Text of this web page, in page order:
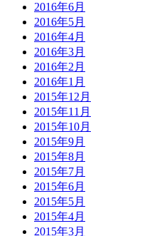
2016年6月
2016年5月
2016年4月
2016年3月
2016年2月
2016年1月
2015年12月
2015年11月
2015年10月
2015年9月
2015年8月
2015年7月
2015年6月
2015年5月
2015年4月
2015年3月